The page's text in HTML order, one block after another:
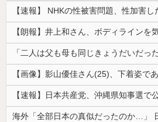
【画像】影山優佳さん(25)、下着姿で